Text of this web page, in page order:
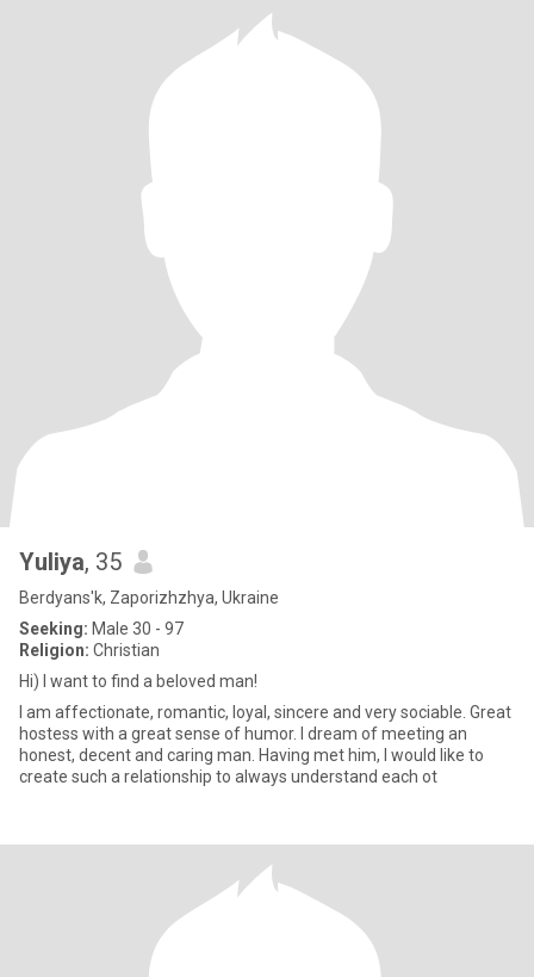
Yuliya, 35
Berdyans'k, Zaporizhzhya, Ukraine
Seeking: Male 30 - 97
Religion: Christian
Hi) I want to find a beloved man!
I am affectionate, romantic, loyal, sincere and very sociable. Great
hostess with a great sense of humor. I dream of meeting an
honest, decent and caring man. Having met him, I would like to
create such a relationship to always understand each ot